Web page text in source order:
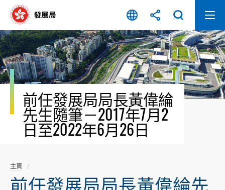
容
開
始
前任發展局局長黃偉綸
先生隨筆－2017年7月2
日至2022年6月26日
主頁
前任發展局局長黃偉綸先